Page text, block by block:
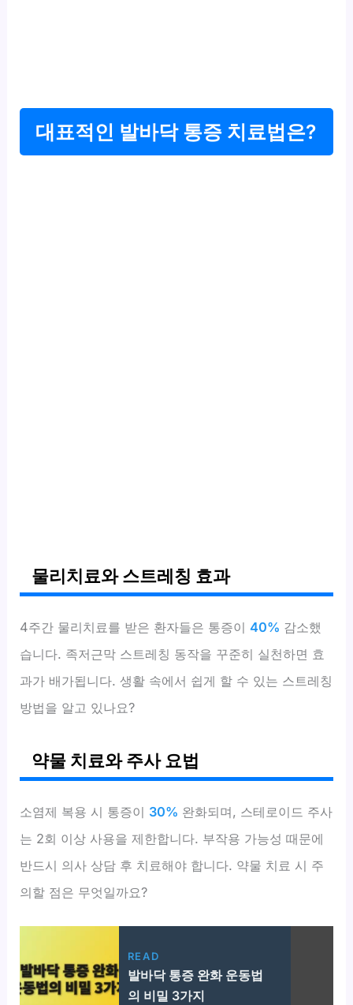
대표적인 발바닥 통증 치료법은?
물리치료와 스트레칭 효과
4주간 물리치료를 받은 환자들은 통증이40% 감소했
습니다. 족저근막 스트레칭 동작을 꾸준히 실천하면 효
과가 배가됩니다. 생활 속에서 쉽게 할 수 있는 스트레칭
방법을 알고 있나요?
약물 치료와 주사 요법
소염제 복용 시 통증이 30% 완화되며, 스테로이드 주사
는 2회 이상 사용을 제한합니다. 부작용 가능성 때문에
반드시 의사 상담 후 치료해야 합니다. 약물 치료 시 주
의할 점은 무엇일까요?
READ
발바닥 통증 완화 운동법
의 비밀 3가지